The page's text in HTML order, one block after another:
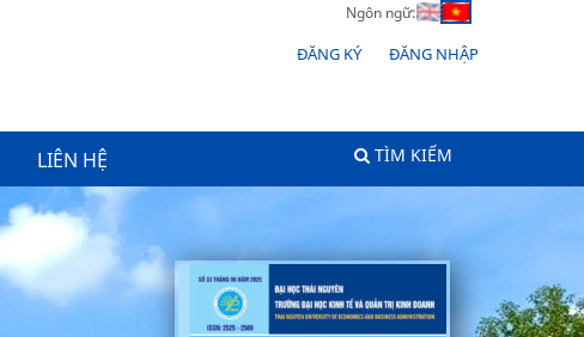
Ngôn ngữ:
LIÊN HỆ TÌM KIẾM
ĐĂNG KÝ ĐĂNG NHẬP